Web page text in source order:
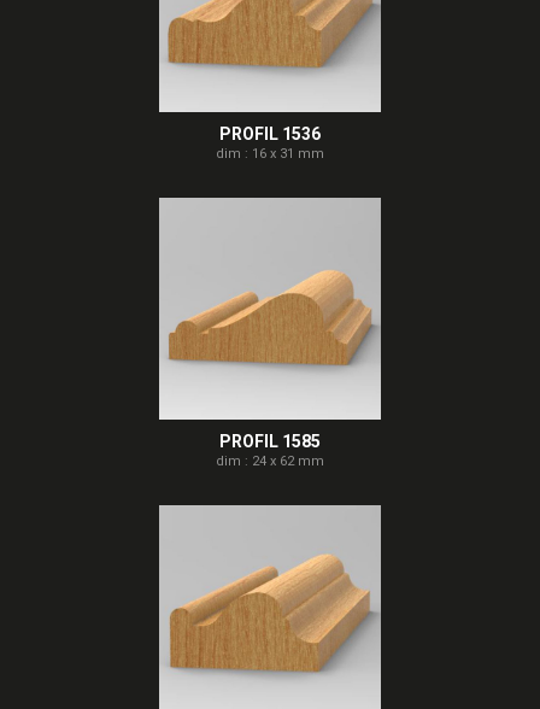
PROFIL 1536
dim : 16 x 31 mm
PROFIL 1585
dim : 24 x 62 mm